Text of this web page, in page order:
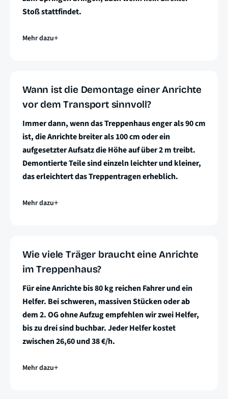
Stoß stattfindet.
Mehr dazu
Wann ist die Demontage einer Anrichte
vor dem Transport sinnvoll?
Immer dann, wenn das Treppenhaus enger als 90 cm
ist, die Anrichte breiter als 100 cm oder ein
aufgesetzter Aufsatz die Höhe auf über 2 m treibt.
Demontierte Teile sind einzeln leichter und kleiner,
das erleichtert das Treppentragen erheblich.
Mehr dazu
Wie viele Träger braucht eine Anrichte
im Treppenhaus?
Für eine Anrichte bis 80 kg reichen Fahrer und ein
Helfer. Bei schweren, massiven Stücken oder ab
dem 2. OG ohne Aufzug empfehlen wir zwei Helfer,
bis zu drei sind buchbar. Jeder Helfer kostet
zwischen 26,60 und 38 €/h.
Mehr dazu